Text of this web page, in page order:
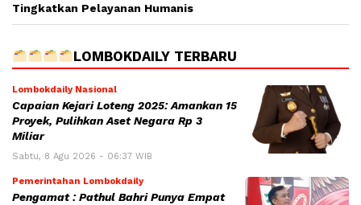
Tingkatkan Pelayanan Humanis
LOMBOKDAILY TERBARU
Lombokdaily Nasional
Capaian Kejari Loteng 2025: Amankan 15
Proyek, Pulihkan Aset Negara Rp 3
Miliar
Sabtu, 8 Agu 2026 - 06:37 WIB
Pemerintahan Lombokdaily
Pengamat : Pathul Bahri Punya Empat